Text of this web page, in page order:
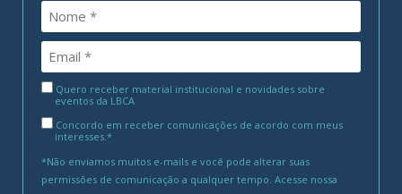
Quero receber material institucional e novidades sobre
eventos da LBCA
Concordo em receber comunicações de acordo com meus
interesses.*
*Não enviamos muitos e-mails e você pode alterar suas
permissões de comunicação a qualquer tempo. Acesse nossa